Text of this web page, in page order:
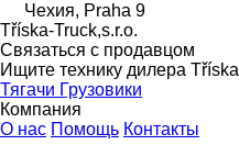
Чехия, Praha 9
Tříska-Truck,s.r.o.
Связаться с продавцом
Ищите технику дилера
Тягачи Грузовики
Компания
О нас Помощь Контакты